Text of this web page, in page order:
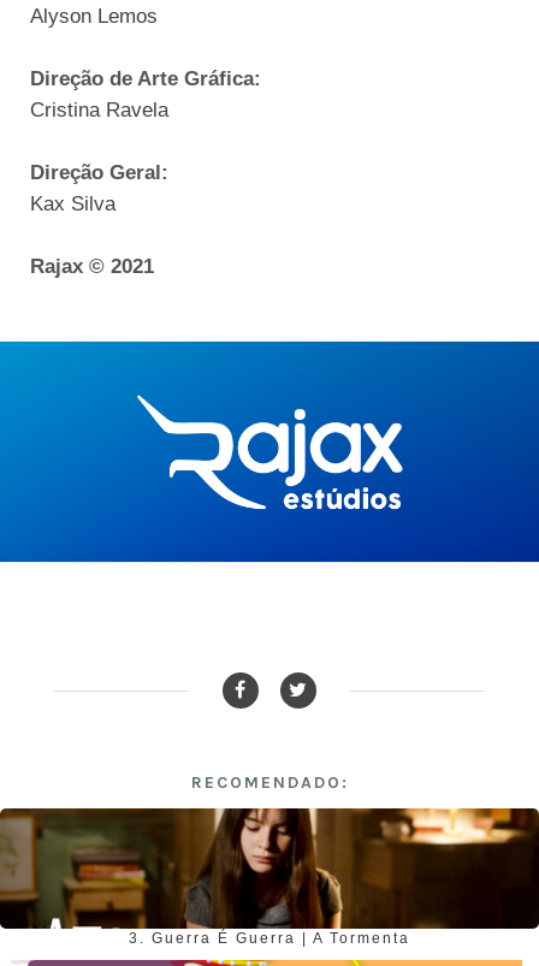
Alyson Lemos
Direção de Arte Gráfica:
Cristina Ravela
Direção Geral:
Kax Silva
Rajax © 2021
RECOMENDADO:
3. Guerra É Guerra | A Tormenta